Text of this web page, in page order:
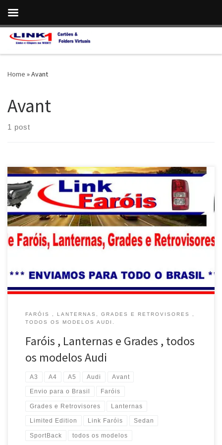
Skip to content
Home »Avant
Avant
1 post
Faróis , Lanternas e Grades para Audi A3, A4 , A5 …Envio para todo
o Brasil Faróis , Lanternas e Grades para Audi Q3 , Q5 , Q7 …Envio
para todo o Brasil Faróis , Lanternas e Grades para Audi Q8 e-Tron
e RS 6 …Envio para todo o Brasil […]
FARÓIS , LANTERNAS, GRADES E RETROVISORES ,
TODOS OS MODELOS AUDI.
Faróis , Lanternas e Grades , todos
os modelos Audi
A3 A4 A5 Audi Avant
Envio para o Brasil Faróis
Grades e Retrovisores Lanternas
Limited Edition Link Faróis Sedan
SportBack todos os modelos